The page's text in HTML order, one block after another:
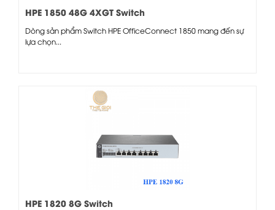
HPE 1850 48G 4XGT Switch
Dòng sản phẩm Switch HPE OfficeConnect 1850 mang đến sự
lựa chọn...
HPE 1820 8G Switch